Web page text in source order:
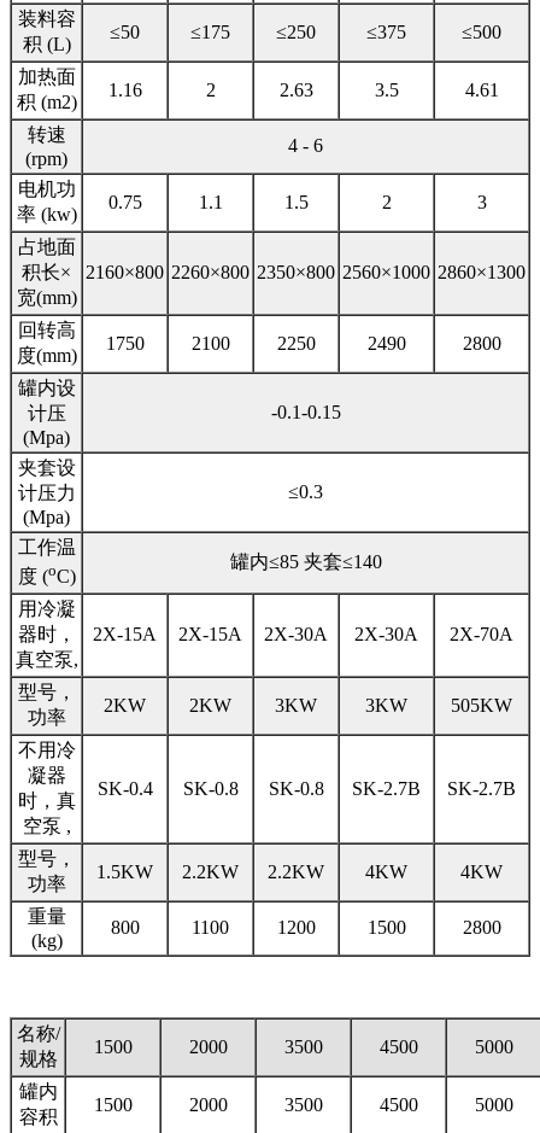
装料容
积 (L)
≤50 ≤175 ≤250 ≤375 ≤500
加热面
积 (m2)
1.16 2 2.63 3.5 4.61
转速
(rpm)
4 - 6
电机功
率 (kw)
0.75 1.1 1.5 2 3
占地面
积长×
宽(mm)
2160×800 2260×800 2350×800 2560×1000 2860×1300
回转高
度(mm)
1750 2100 2250 2490 2800
罐内设
计压
(Mpa)
-0.1-0.15
夹套设
计压力
(Mpa)
≤0.3
工作温
度 (oC)
罐内≤85 夹套≤140
用冷凝
器时，
真空泵,
2X-15A 2X-15A 2X-30A 2X-30A 2X-70A
型号，
功率
2KW 2KW 3KW 3KW 505KW
不用冷
凝器
时，真
空泵 ,
SK-0.4 SK-0.8 SK-0.8 SK-2.7B SK-2.7B
型号，
功率
1.5KW 2.2KW 2.2KW 4KW 4KW
重量
(kg)
800 1100 1200 1500 2800
名称/
规格
1500 2000 3500 4500 5000
罐内
容积
1500 2000 3500 4500 5000